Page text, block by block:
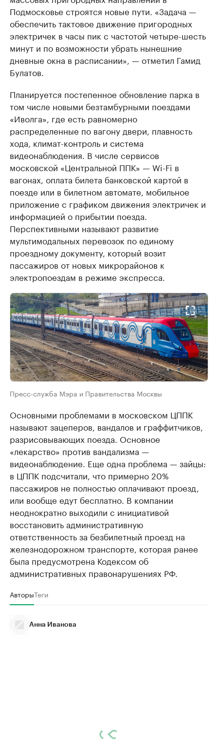
Подмосковье строятся новые пути. «Задача —
обеспечить тактовое движение пригородных
электричек в часы пик с частотой четыре-шесть
минут и по возможности убрать нынешние
дневные окна в расписании», — отметил Гамид
Булатов.
Планируется постепенное обновление парка в
том числе новыми безтамбурными поездами
«Иволга», где есть равномерно
распределенные по вагону двери, плавность
хода, климат-контроль и система
видеонаблюдения. В числе сервисов
московской «Центральной ППК» — Wi-Fi в
вагонах, оплата билета банковской картой в
поезде или в билетном автомате, мобильное
приложение с графиком движения электричек и
информацией о прибытии поезда.
Перспективными называют развитие
мультимодальных перевозок по единому
проездному документу, который возит
пассажиров от новых микрорайонов к
электропоездам в режиме экспресса.
Пресс-служба Мэра и Правительства Москвы
Основными проблемами в московском ЦППК
называют зацеперов, вандалов и граффитчиков,
разрисовывающих поезда. Основное
«лекарство» против вандализма —
видеонаблюдение. Еще одна проблема — зайцы:
в ЦППК подсчитали, что примерно 20%
пассажиров не полностью оплачивают проезд,
или вообще едут бесплатно. В компании
неоднократно выходили с инициативой
восстановить административную
ответственность за безбилетный проезд на
железнодорожном транспорте, которая ранее
была предусмотрена Кодексом об
административных правонарушениях РФ.
АвторыТеги
Анна Иванова